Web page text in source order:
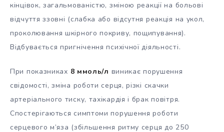
кінцівок, загальмованістю, зміною реакції на больові
відчуття ззовні (слабка або відсутня реакція на укол,
проколювання шкірного покриву, пощипування).
Відбувається пригнічення психічної діяльності.
При показниках 8 ммоль/л виникає порушення
свідомості, зміна роботи серця, різкі скачки
артеріального тиску, тахікардія і брак повітря.
Спостерігаються симптоми порушення роботи
серцевого м’яза (збільшення ритму серця до 250